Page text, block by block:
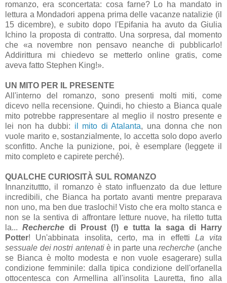
romanzo, era sconcertata: cosa farne? Lo ha mandato in
lettura a Mondadori appena prima delle vacanze natalizie (il
15 dicembre), e subito dopo l'Epifania ha avuto da Giulia
Ichino la proposta di contratto. Una sorpresa, dal momento
che «a novembre non pensavo neanche di pubblicarlo!
Addirittura mi chiedevo se metterlo online gratis, come
aveva fatto Stephen King!».
UN MITO PER IL PRESENTE
All'interno del romanzo, sono presenti molti miti, come
dicevo nella recensione. Quindi, ho chiesto a Bianca quale
mito potrebbe rappresentare al meglio il nostro presente e
lei non ha dubbi: il mito di Atalanta, una donna che non
vuole marito e, sostanzialmente, lo accetta solo dopo averlo
sconfitto. Anche la punizione, poi, è esemplare (leggete il
mito completo e capirete perché).
QUALCHE CURIOSITÀ SUL ROMANZO
Innanzituttto, il romanzo è stato influenzato da due letture
incredibili, che Bianca ha portato avanti mentre preparava
non uno, ma ben due traslochi! Visto che era molto stanca e
non se la sentiva di affrontare letture nuove, ha riletto tutta
la...Recherche di Proust (!) e tutta la saga di Harry
Potter! Un'abbinata insolita, certo, ma in effetti La vita
sessuale dei nostri antenatiè in parte unarecherche (anche
se Bianca è molto modesta e non vuole esagerare) sulla
condizione femminile: dalla tipica condizione dell'orfanella
ottocentesca con Armellina all'insolita Lauretta, fino alla